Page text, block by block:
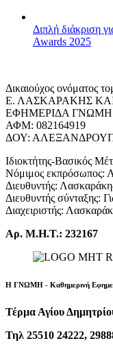
Διπλή διάκριση
Awards 2025
Δικαιούχος ονόματος
Ε. ΛΑΣΚΑΡΑΚΗΣ ΚΑΙ
ΕΦΗΜΕΡΙΔΑ ΓΝΩΜΗ
ΑΦΜ: 082164919
ΔΟΥ:
Ιδιοκτήτης-Βασικός
Νόμιμος εκπρόσωπος:
Διευθυντής:
Διευθυντής σύνταξης:
Διαχειριστής:
Αρ. Μ.Η.Τ.: 232167
Η ΓΝΩΜΗ - Καθημερινή
Τέρμα Αγίου
Τηλ 25510 24222,